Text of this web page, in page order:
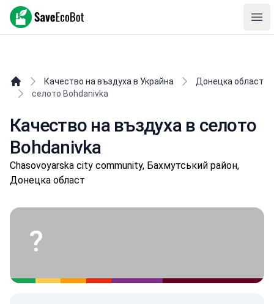
SaveEcoBot
Качество на въздуха в Украйна
Донецка област
селото Bohdanivka
Качество на въздуха в селото
Bohdanivka
Chasovoyarska city community, Бахмутський район,
Донецка област
?